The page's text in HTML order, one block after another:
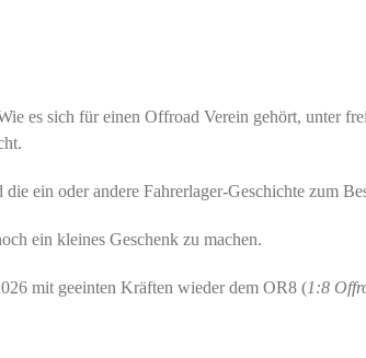
es sich für einen Offroad Verein gehört, unter
ein oder andere Fahrerlager-Geschichte zum
ein kleines Geschenk zu machen.
mit geeinten Kräften wieder dem OR8 (1:8